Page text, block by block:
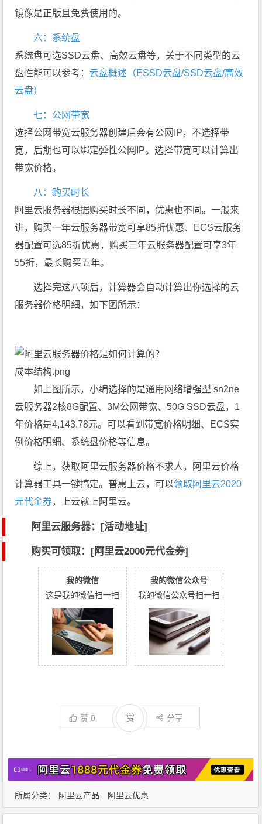
镜像是正版且免费使用的。
六：系统盘
系统盘可选SSD云盘、高效云盘等，关于不同类型的云
盘性能可以参考： 云盘概述（ESSD云盘/SSD云盘/高效
云盘）
七：公网带宽
选择公网带宽云服务器创建后会有公网IP，不选择带
宽，后期也可以绑定弹性公网IP。选择带宽可以计算出
带宽价格。
八：购买时长
阿里云服务器根据购买时长不同，优惠也不同。一般来
讲，购买一年云服务器带宽可享85折优惠、ECS云服务
器配置可选85折优惠，购买三年云服务器配置可享3年
55折，最长购买五年。
选择完这八项后，计算器会自动计算出你选择的云
服务器价格明细，如下图所示：
成本结构.png
如上图所示，小编选择的是通用网络增强型 sn2ne
云服务器2核8G配置、3M公网带宽、50G SSD云盘，1
年价格是4,143.78元。可以看到带宽价格明细、ECS实
例价格明细、系统盘价格等信息。
综上，获取阿里云服务器价格不求人，阿里云价格
计算器工具一键搞定。普惠上云，可以领取阿里云2020
元代金券，上云就上阿里云。
阿里云服务器：[活动地址]
购买可领取：[阿里云2000元代金券]
我的微信
这是我的微信扫一扫
我的微信公众号
我的微信公众号扫一扫
赞0 赏 分享
所属分类： 阿里云产品 阿里云优惠